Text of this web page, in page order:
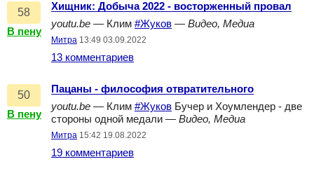
58
В пену
Хищник: Добыча 2022 - восторженный провал
youtu.be — Клим #Жуков — Видео, Медиа
Митра 13:49 03.09.2022
13 комментариев
50
В пену
Пацаны - философия отвратительного
youtu.be — Клим #Жуков Бучер и Хоумлендер - две
стороны одной медали — Видео, Медиа
Митра 15:42 19.08.2022
19 комментариев